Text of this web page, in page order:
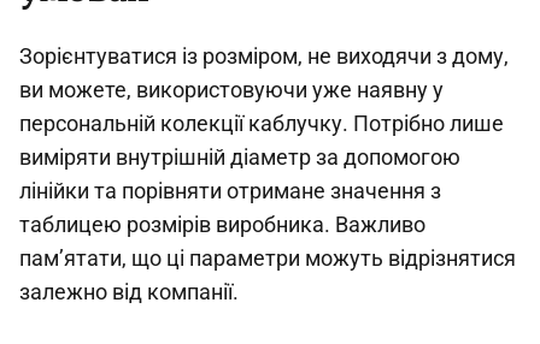
Зорієнтуватися із розміром, не виходячи з дому,
ви можете, використовуючи уже наявну у
персональній колекції каблучку. Потрібно лише
виміряти внутрішній діаметр за допомогою
лінійки та порівняти отримане значення з
таблицею розмірів виробника. Важливо
пам’ятати, що ці параметри можуть відрізнятися
залежно від компанії.